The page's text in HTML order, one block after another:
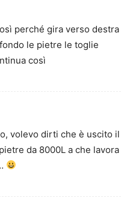
perché gira verso destra
le pietre le toglie
così
volevo dirti che è uscito il
da 8000L a che lavora